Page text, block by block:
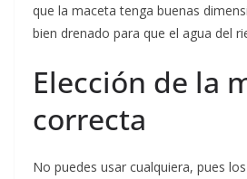
que la maceta tenga buenas
bien drenado para que el agua del
Elección de la
correcta
No puedes usar cualquiera, pues